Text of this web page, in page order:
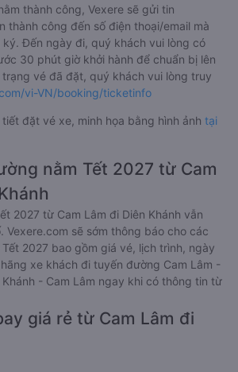
thành công, Vexere sẽ gửi tin
thành công đến số điện thoại/email mà
Đến ngày đi, quý khách vui lòng có
30 phút giờ khởi hành để chuẩn bị lên
vé đã đặt, quý khách vui lòng truy
vi-VN/booking/ticketinfo
đặt vé xe, minh họa bằng hình ảnh tại
nằm Tết 2027 từ Cam
2027 từ Cam Lâm đi Diên Khánh vẫn
Vexere.com sẽ sớm thông báo cho các
2027 bao gồm giá vé, lịch trình, ngày
xe khách đi tuyến đường Cam Lâm -
Khánh - Cam Lâm ngay khi có thông tin từ
giá rẻ từ Cam Lâm đi